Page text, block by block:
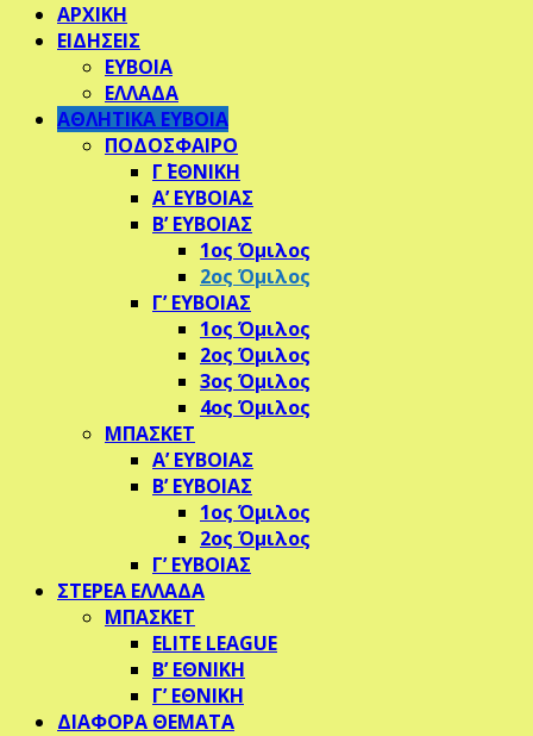
ΑΡΧΙΚΗ
ΕΙΔΗΣΕΙΣ
ΕΥΒΟΙΑ
ΕΛΛΑΔΑ
ΑΘΛΗΤΙΚΑ ΕΥΒΟΙΑ
ΠΟΔΟΣΦΑΙΡΟ
Γ΄ ΕΘΝΙΚΗ
Α’ ΕΥΒΟΙΑΣ
Β’ ΕΥΒΟΙΑΣ
1ος Όμιλος
2ος Όμιλος
Γ’ ΕΥΒΟΙΑΣ
1ος Όμιλος
2ος Όμιλος
3ος Όμιλος
4ος Όμιλος
ΜΠΑΣΚΕΤ
Α’ ΕΥΒΟΙΑΣ
Β’ ΕΥΒΟΙΑΣ
1ος Όμιλος
2ος Όμιλος
Γ’ ΕΥΒΟΙΑΣ
ΣΤΕΡΕΑ ΕΛΛΑΔΑ
ΜΠΑΣΚΕΤ
ELITE LEAGUE
Β’ ΕΘΝΙΚΗ
Γ’ ΕΘΝΙΚΗ
ΔΙΑΦΟΡΑ ΘΕΜΑΤΑ